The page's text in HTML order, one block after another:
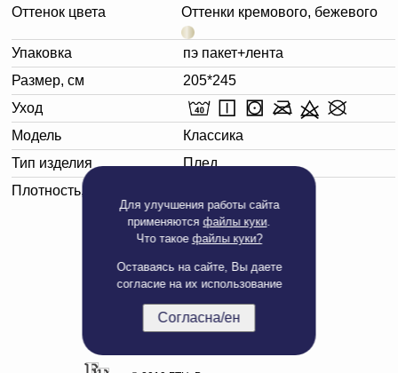
Для улучшения работы сайта
применяютсяфайлы куки.
Что такое файлы куки?
Оставаясь на сайте, Вы даете
согласие на их использование
Согласна/ен
Оттенок цвета
Оттенки кремового, бежевого
Упаковка
пэ пакет+лента
Размер, см
205*245
Уход
Модель
Классика
Тип изделия
Плед
Плотность, г/м²
Полная версия сайта